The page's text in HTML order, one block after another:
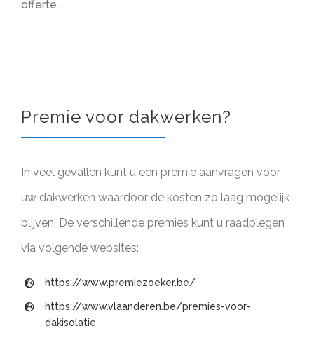
offerte.
Premie voor dakwerken?
In veel gevallen kunt u een premie aanvragen voor
uw dakwerken waardoor de kosten zo laag mogelijk
blijven. De verschillende premies kunt u raadplegen
via volgende websites:
https://www.premiezoeker.be/
https://www.vlaanderen.be/premies-voor-
dakisolatie